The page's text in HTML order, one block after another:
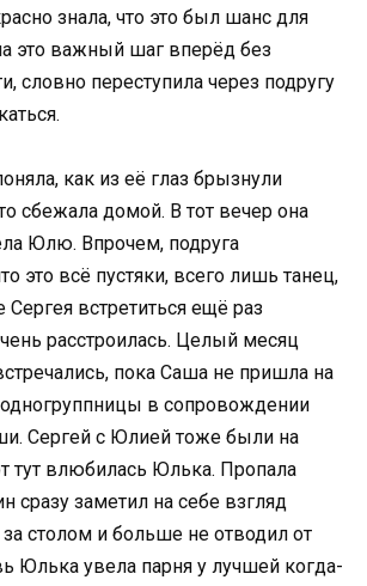
знала, что это был шанс для
это важный шаг вперёд без
словно переступила через подругу
как из её глаз брызнули
сбежала домой. В тот вечер она
Юлю. Впрочем, подруга
это всё пустяки, всего лишь танец,
встретиться ещё раз
расстроилась. Целый месяц
пока Саша не пришла на
в сопровождении
Сергей с Юлией тоже были на
тут влюбилась Юлька. Пропала
сразу заметил на себе взгляд
столом и больше не отводил от
Юлька увела парня у лучшей когда-